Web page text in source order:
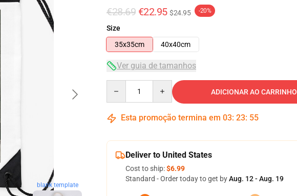
blank template
€28.69 €22.95 $24.95 -20%
Size
35x35cm
40x40cm
Ver guia de tamanhos
ADICIONAR AO CARRINHO
Esta promoção termina em 03: 23: 54
Deliver to United States
Cost to ship:$6.99
Standard - Order today to get byAug. 12 - Aug. 19